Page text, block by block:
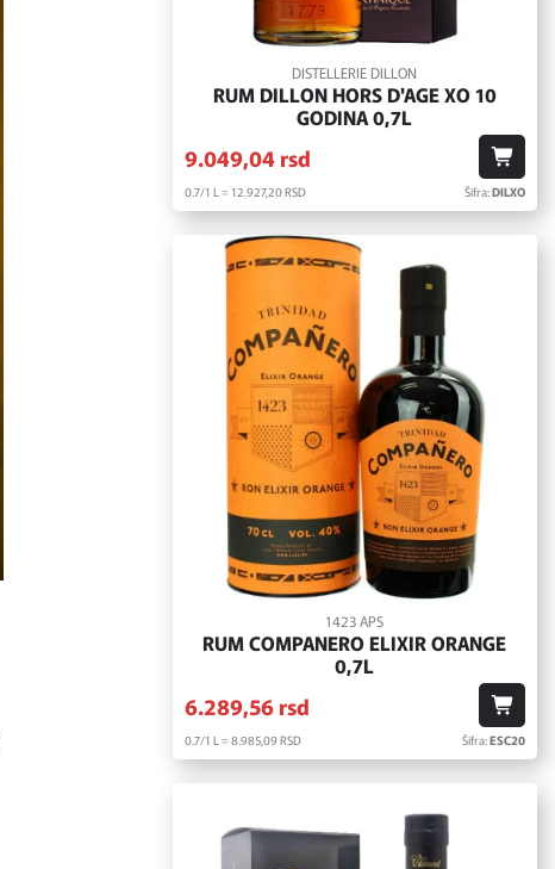
DISTELLERIE DILLON
RUM DILLON HORS D'AGE XO 10
GODINA 0,7L
9.049,04rsd
0.7/1 L = 12.927,20RSD Šifra:DILXO
1423 APS
RUM COMPANERO ELIXIR ORANGE
0,7L
6.289,56rsd
0.7/1 L = 8.985,09RSD Šifra:ESC20